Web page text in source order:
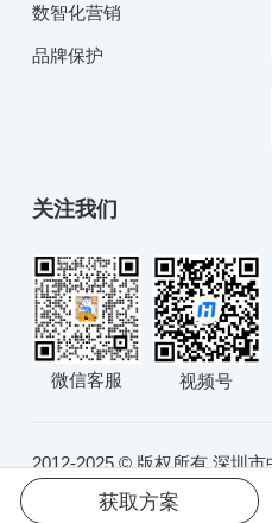
数智化营销
品牌保护
关注我们
微信客服 视频号
2012-2025 © 版权所有 深圳
10234991号 粤公网安备
获取方案